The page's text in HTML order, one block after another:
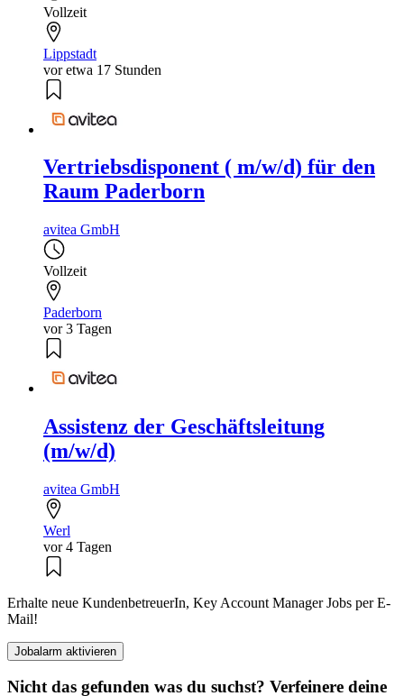
Vollzeit
Lippstadt
vor etwa 17 Stunden
Vertriebsdisponent ( m/w/d) für den
Raum Paderborn
avitea GmbH
Vollzeit
Paderborn
vor 3 Tagen
Assistenz der Geschäftsleitung
(m/w/d)
avitea GmbH
Werl
vor 4 Tagen
Erhalte neue KundenbetreuerIn, Key Account Manager Jobs per E-
Mail!
Jobalarm aktivieren
Nicht das gefunden was du suchst? Verfeinere deine